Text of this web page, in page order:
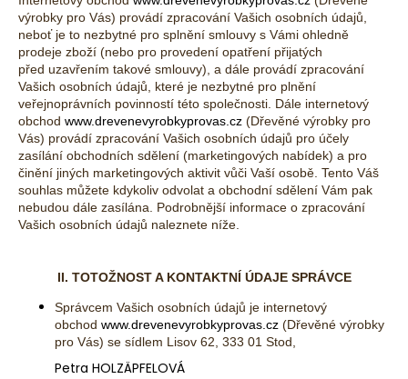
výrobky pro Vás) provádí zpracování Vašich osobních údajů,
neboť je to nezbytné pro splnění smlouvy s Vámi ohledně
prodeje zboží (nebo pro provedení opatření přijatých
před uzavřením takové smlouvy), a dále provádí zpracování
Vašich osobních údajů, které je nezbytné pro plnění
veřejnoprávních povinností této společnosti. Dále internetový
obchod www.drevenevyrobkyprovas.cz (Dřevěné výrobky pro
Vás) provádí zpracování Vašich osobních údajů pro účely
zasílání obchodních sdělení (marketingových nabídek) a pro
činění jiných marketingových aktivit vůči Vaší osobě. Tento Váš
souhlas můžete kdykoliv odvolat a obchodní sdělení Vám pak
nebudou dále zasílána. Podrobnější informace o zpracování
Vašich osobních údajů naleznete níže.
II. TOTOŽNOST A KONTAKTNÍ ÚDAJE SPRÁVCE
Správcem Vašich osobních údajů je internetový
obchod www.drevenevyrobkyprovas.cz (Dřevěné výrobky
pro Vás) se sídlem Lisov 62, 333 01 Stod,
Petra HOLZÄPFELOVÁ
t
e
n
a
j
í
t
?
HLEDAT